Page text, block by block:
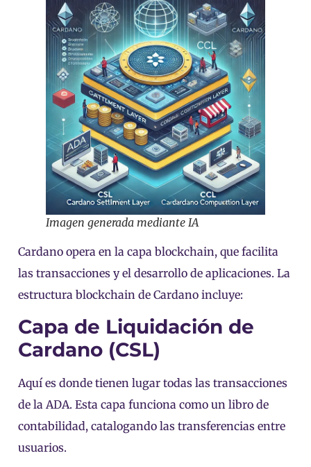
Imagen generada mediante IA
Cardano opera en la capa blockchain, que facilita
las transacciones y el desarrollo de aplicaciones. La
estructura blockchain de Cardano incluye:
Capa de Liquidación de
Cardano (CSL)
Aquí es donde tienen lugar todas las transacciones
de la ADA. Esta capa funciona como un libro de
contabilidad, catalogando las transferencias entre
usuarios.